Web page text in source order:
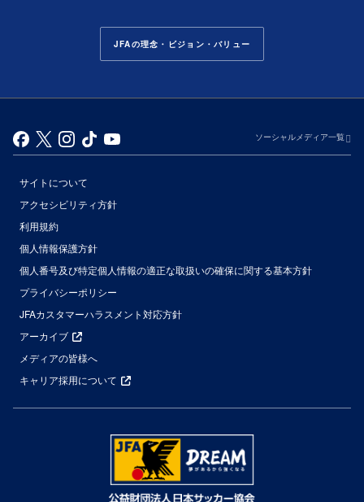
JFAの理念・ビジョン・バリュー
ソーシャルメディア一覧
サイトについて
アクセシビリティ方針
利用規約
個人情報保護方針
個人番号及び特定個人情報の適正な取扱いの確保に関する基本方針
プライバシーポリシー
JFAカスタマーハラスメント対応方針
アーカイブ
メディアの皆様へ
キャリア採用について